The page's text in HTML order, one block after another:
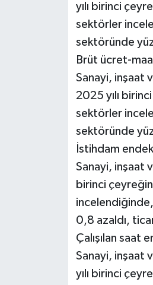
yılı birinci
sektörler
sektöründe
Brüt ücret-
Sanayi, inşaat
2025 yılı
sektörler
sektöründe
İstihdam
Sanayi, inşaat
birinci
0,8 azaldı,
Çalışılan saat
Sanayi, inşaat
yılı birinci